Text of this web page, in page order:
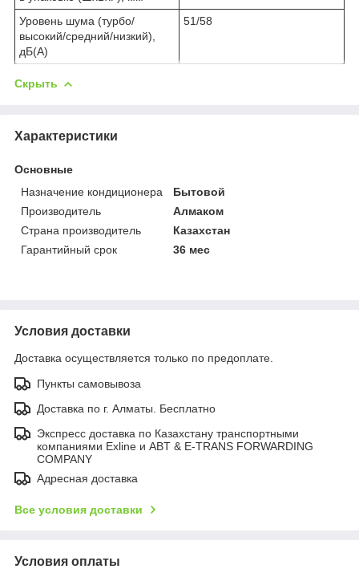
Уровень шума (турбо/
высокий/средний/низкий),
дБ(А)
51/58
Скрыть
Характеристики
Основные
Назначение кондиционера
Бытовой
Производитель
Алмаком
Страна производитель
Казахстан
Гарантийный срок
36 мес
Условия доставки
Доставка осуществляется только по предоплате.
Пункты самовывоза
Доставка по г. Алматы. Бесплатно
Экспресс доставка по Казахстану транспортными
компаниями Exline и ABT & E-TRANS FORWARDING
COMPANY
Адресная доставка
Все условия доставки
Условия оплаты